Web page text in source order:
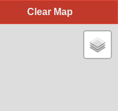
Clear Map